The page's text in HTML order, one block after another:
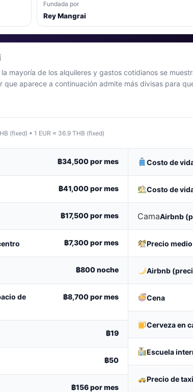
Fundada por
Rey Mangrai
mayoría de los alquileres y gastos cotidianos se
que aparece a continuación admite más divisas para
(fixed) • 1 EUR ≈ 36.9 THB (fixed)
฿34,500por mes
฿41,000por mes
฿17,500por mes
฿7,300por mes
฿800noche
de
฿8,700por mes
฿19
฿50
฿156por mes
Costo de
Costo de
CamaAirbnb
Precio
Airbnb
Cena
Cerveza en
Escuela
Precio de